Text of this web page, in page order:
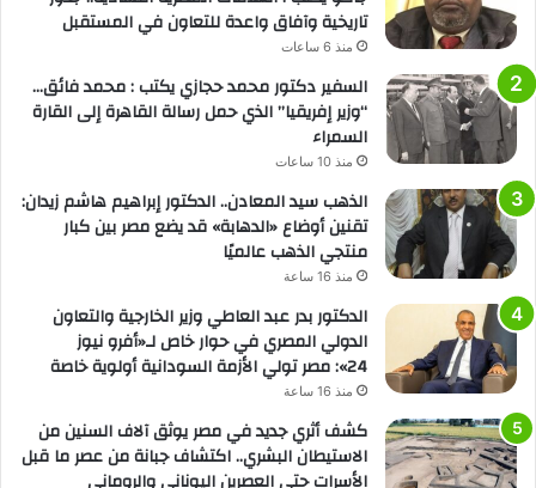
تاريخية وآفاق واعدة للتعاون في المستقبل
منذ 6 ساعات
السفير دكتور محمد حجازي يكتب : محمد فائق…
“وزير إفريقيا” الذي حمل رسالة القاهرة إلى القارة
السمراء
منذ 10 ساعات
الذهب سيد المعادن.. الدكتور إبراهيم هاشم زيدان:
تقنين أوضاع «الدهابة» قد يضع مصر بين كبار
منتجي الذهب عالميًا
منذ 16 ساعة
الدكتور بدر عبد العاطي وزير الخارجية والتعاون
الدولي المصري في حوار خاص لـ«أفرو نيوز
24»: مصر تولي الأزمة السودانية أولوية خاصة
منذ 16 ساعة
كشف أثري جديد في مصر يوثق آلاف السنين من
الاستيطان البشري.. اكتشاف جبانة من عصر ما قبل